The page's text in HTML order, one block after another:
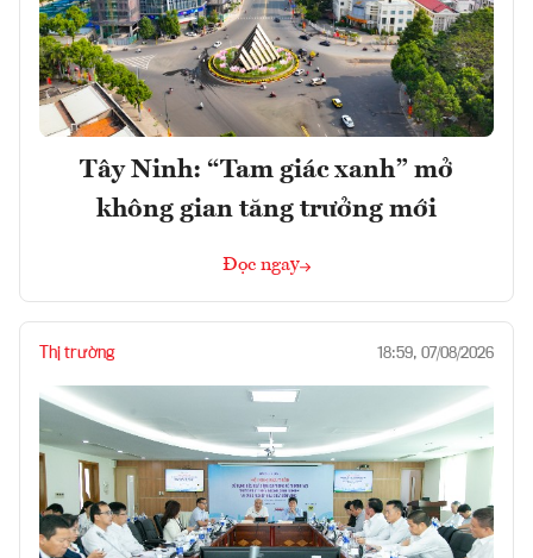
Tây Ninh: “Tam giác xanh” mở
không gian tăng trưởng mới
Đọc ngay
Thị trường 18:59, 07/08/2026